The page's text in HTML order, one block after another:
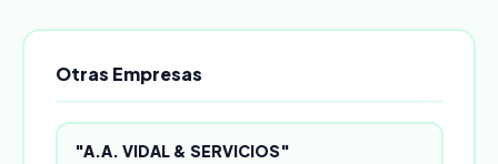
Otras Empresas
"A.A. VIDAL & SERVICIOS"